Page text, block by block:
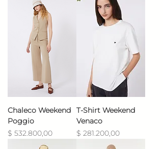
Chaleco Weekend
Poggio
Precio
$ 532.800,00
T-Shirt Weekend
Venaco
Precio
$ 281.200,00